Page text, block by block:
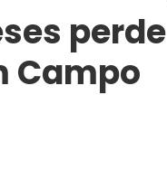
perde
Campo